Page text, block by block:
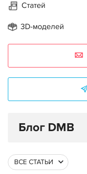
Статей
3D-моделей
Блог DMB
ВСЕ СТАТЬИ